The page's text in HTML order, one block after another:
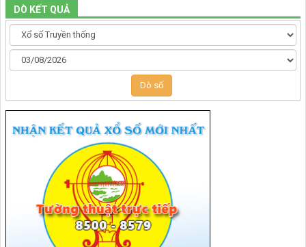
DÒ KẾT QUẢ
Dò số